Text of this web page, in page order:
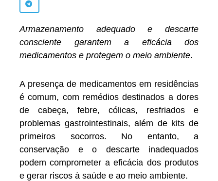
Armazenamento adequado e descarte
consciente garantem a eficácia dos
medicamentos e protegem o meio ambiente.
A presença de medicamentos em residências
é comum, com remédios destinados a dores
de cabeça, febre, cólicas, resfriados e
problemas gastrointestinais, além de kits de
primeiros socorros. No entanto, a
conservação e o descarte inadequados
podem comprometer a eficácia dos produtos
e gerar riscos à saúde e ao meio ambiente.